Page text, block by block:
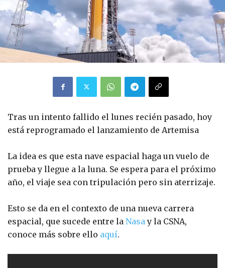
Tras un intento fallido el lunes recién pasado, hoy
está reprogramado el lanzamiento de Artemisa
La idea es que esta nave espacial haga un vuelo de
prueba y llegue a la luna. Se espera para el próximo
año, el viaje sea con tripulación pero sin aterrizaje.
Esto se da en el contexto de una nueva carrera
espacial, que sucede entre la Nasay la CSNA,
conoce más sobre ello aquí.